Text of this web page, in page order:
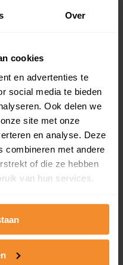
Over
cookies
en advertenties te
social media te bieden
Ook delen we
site met onze
en analyse. Deze
combineren met andere
of die ze hebben
van hun services.
woningen (koopsom
Dit
perceel en